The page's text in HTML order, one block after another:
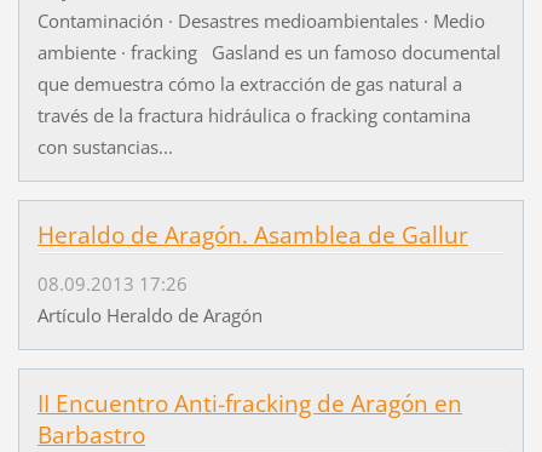
Contaminación · Desastres medioambientales · Medio
ambiente · fracking Gasland es un famoso documental
que demuestra cómo la extracción de gas natural a
través de la fractura hidráulica o fracking contamina
con sustancias...
Heraldo de Aragón. Asamblea de Gallur
08.09.2013 17:26
Artículo Heraldo de Aragón
II Encuentro Anti-fracking de Aragón en
Barbastro